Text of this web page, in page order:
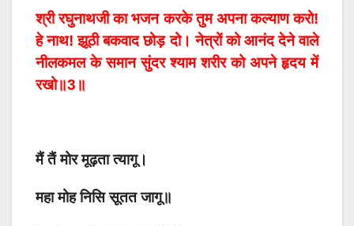
श्री रघुनाथजी का भजन करके तुम अपना कल्याण करो!
हे नाथ! झूठी बकवाद छोड़ दो। नेत्रों को आनंद देने वाले
नीलकमल के समान सुंदर श्याम शरीर को अपने हृदय में
रखो॥3॥
मैं तैं मोर मूढ़ता त्यागू।
महा मोह निसि सूतत जागू॥